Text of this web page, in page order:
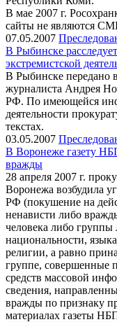
В мае 2007 г.
сайты не являются
07.05.2007
В Рыбинске
экстремистской
В Рыбинске передано
журналиста Андрея
РФ. По имеющейся
деятельности
текстах.
03.05.2007
В Воронеже газету
вражды
28 апреля 2007 г.
Воронежа возбудила
РФ (покушение на
ненависти либо
человека либо
национальности,
религии, а равно
группе, совершенные
средств массовой
сведения,
вражды по признаку
материалах газеты